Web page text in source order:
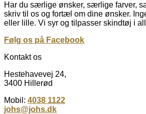
Har du særlige ønsker, særlige farver,
skriv til os og fortæl om dine ønsker.
eller lille. Vi syr og tilpasser skindtøj i
Følg os på Facebook
Kontakt os
Hestehavevej 24,
3400 Hillerød
Mobil: 4038 1122
johs@johs.dk